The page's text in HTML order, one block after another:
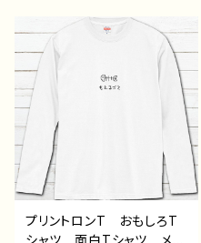
イラストレーター 絵師
オリジナル デザイン グッ
ズ 白 長袖Tシャツ ロ
ングTシャツ タイトル：病
弱天使蹴球部 作：風邪早
僕（ぼく）
プリントロンT おもしろT
シャツ 面白Tシャツ メン